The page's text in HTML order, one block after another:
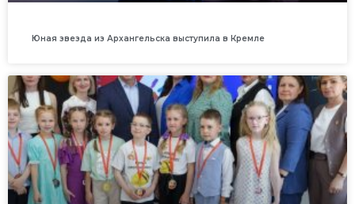
Юная звезда из Архангельска выступила в Кремле